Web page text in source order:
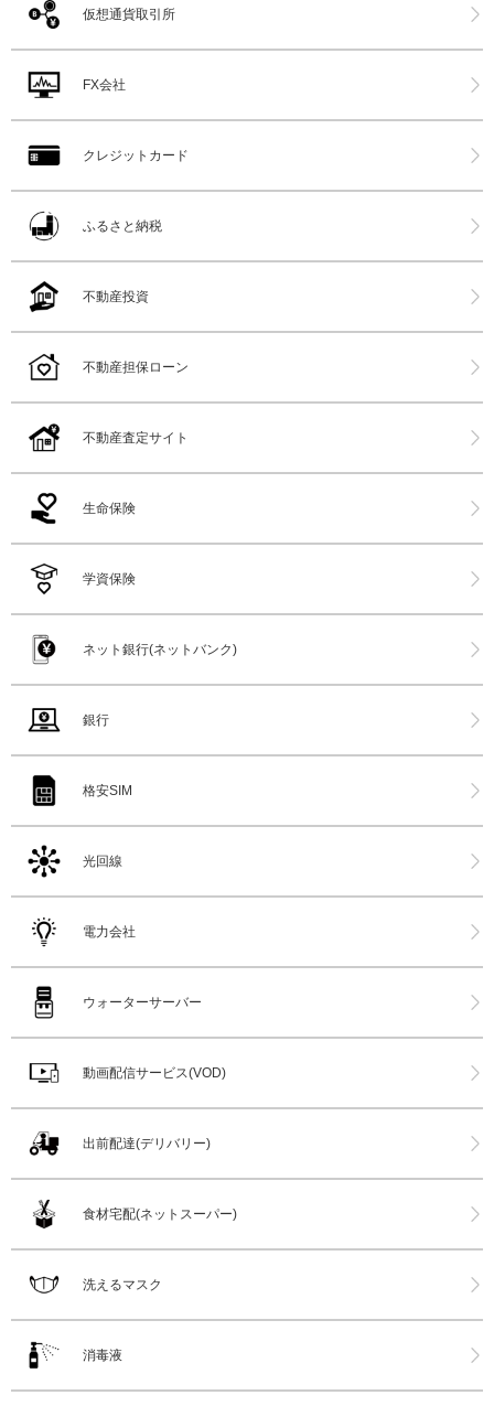
仮想通貨取引所
FX会社
クレジットカード
ふるさと納税
不動産投資
不動産担保ローン
不動産査定サイト
生命保険
学資保険
ネット銀行(ネットバンク)
銀行
格安SIM
光回線
電力会社
ウォーターサーバー
動画配信サービス(VOD)
出前配達(デリバリー)
食材宅配(ネットスーパー)
洗えるマスク
消毒液